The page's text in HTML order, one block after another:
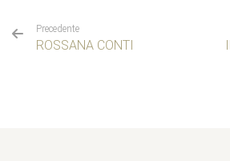
Precedente
ROSSANA CONTI